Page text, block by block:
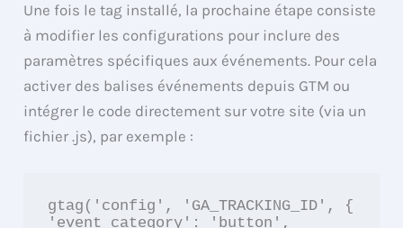
Une fois le tag installé, la prochaine étape consiste
à modifier les configurations pour inclure des
paramètres spécifiques aux événements. Pour cela
activer des balises événements depuis GTM ou
intégrer le code directement sur votre site (via un
fichier .js), par exemple :
gtag('config', 'GA_TRACKING_ID', {
'event_category': 'button',